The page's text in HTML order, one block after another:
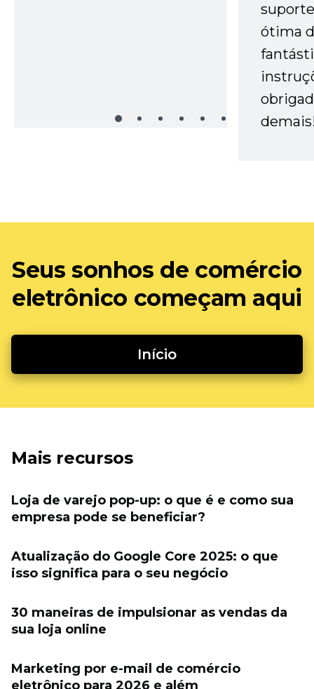
ótima
Seus sonhos de comércio
eletrônico começam aqui
Início
Mais recursos
Loja de varejo pop-up: o que é e como sua
empresa pode se beneficiar?
Atualização do Google Core 2025: o que
isso significa para o seu negócio
30 maneiras de impulsionar as vendas da
sua loja online
Marketing por e-mail de comércio
eletrônico para 2026 e além